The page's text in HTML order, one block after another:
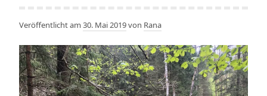
Veröffentlicht am 30. Mai 2019von Rana